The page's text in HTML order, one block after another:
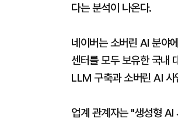
다는 분석이 나온다.
네이버는 소버린 AI 분야
센터를 모두 보유한 국내
LLM 구축과 소버린 AI 사
업계 관계자는 "생성형 AI